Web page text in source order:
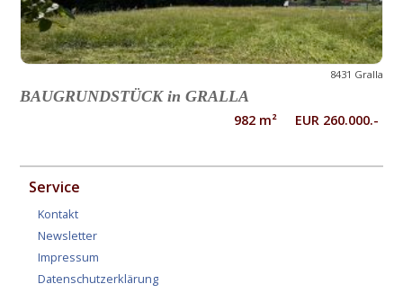
8431 Gralla
BAUGRUNDSTÜCK in GRALLA
982 m² EUR 260.000.-
Service
Kontakt
Newsletter
Impressum
Datenschutzerklärung